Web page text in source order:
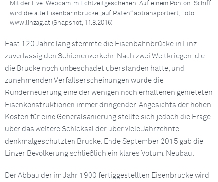
Mit der Live-Webcam im Echtzeitgeschehen: Auf einem Ponton-Schiff
wird die alte Eisenbahnbrücke „auf Raten“ abtransportiert, Foto:
www.linzag.at (Snapshot, 11.8.2016)
Fast 120 Jahre lang stemmte die Eisenbahnbrücke in Linz
zuverlässig den Schienenverkehr. Nach zwei Weltkriegen, die
die Brücke noch unbeschadet überstanden hatte, und
zunehmenden Verfallserscheinungen wurde die
Runderneuerung eine der wenigen noch erhaltenen genieteten
Eisenkonstruktionen immer dringender. Angesichts der hohen
Kosten für eine Generalsanierung stellte sich jedoch die Frage
über das weitere Schicksal der über viele Jahrzehnte
denkmalgeschützten Brücke. Ende September 2015 gab die
Linzer Bevölkerung schließlich ein klares Votum: Neubau.
Der Abbau der im Jahr 1900 fertiggestellten Eisenbrücke wird